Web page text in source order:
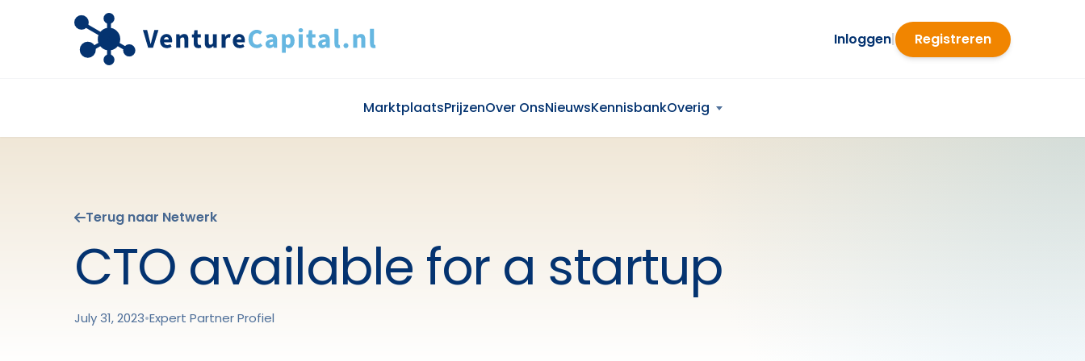
Inloggen| Registreren
MarktplaatsPrijzenOver OnsNieuwsKennisbankOverig
Terug naar Netwerk
CTO available for a startup
July 31, 2023•Expert Partner Profiel